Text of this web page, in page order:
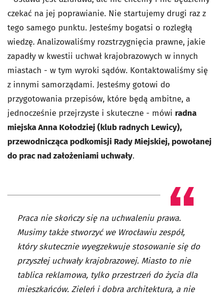
czekać na jej poprawianie. Nie startujemy drugi raz z
tego samego punktu. Jesteśmy bogatsi o rozległą
wiedzę. Analizowaliśmy rozstrzygnięcia prawne, jakie
zapadły w kwestii uchwał krajobrazowych w innych
miastach - w tym wyroki sądów. Kontaktowaliśmy się
z innymi samorządami. Jesteśmy gotowi do
przygotowania przepisów, które będą ambitne, a
jednocześnie przejrzyste i skuteczne - mówi radna
miejska Anna Kołodziej (klub radnych Lewicy),
przewodnicząca podkomisji Rady Miejskiej, powołanej
do prac nad założeniami uchwały.
Praca nie skończy się na uchwaleniu prawa.
Musimy także stworzyć we Wrocławiu zespół,
który skutecznie wyegzekwuje stosowanie się do
przyszłej uchwały krajobrazowej. Miasto to nie
tablica reklamowa, tylko przestrzeń do życia dla
mieszkańców. Zieleń i dobra architektura, a nie